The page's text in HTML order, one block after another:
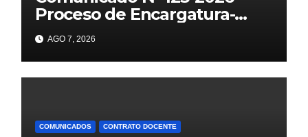
Proceso de Encargatura-
2026
AGO 7, 2026
COMUNICADOS CONTRATO DOCENTE